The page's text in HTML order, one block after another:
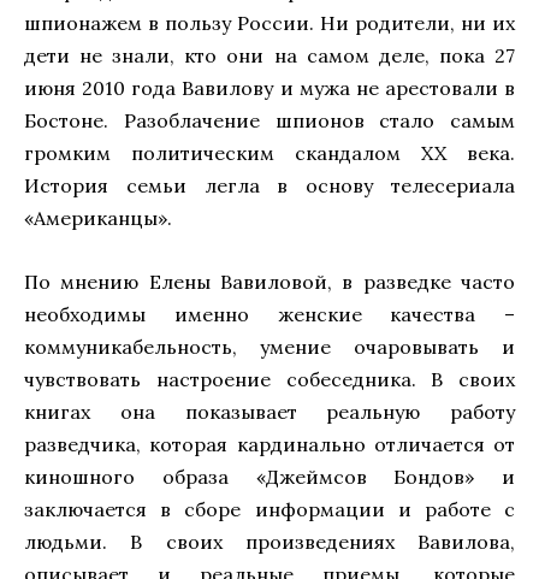
шпионажем в пользу России. Ни родители, ни их
дети не знали, кто они на самом деле, пока 27
июня 2010 года Вавилову и мужа не арестовали в
Бостоне. Разоблачение шпионов стало самым
громким политическим скандалом XX века.
История семьи легла в основу телесериала
«Американцы».
По мнению Елены Вавиловой, в разведке часто
необходимы именно женские качества –
коммуникабельность, умение очаровывать и
чувствовать настроение собеседника. В своих
книгах она показывает реальную работу
разведчика, которая кардинально отличается от
киношного образа «Джеймсов Бондов» и
заключается в сборе информации и работе с
людьми. В своих произведениях Вавилова,
описывает и реальные приемы, которые